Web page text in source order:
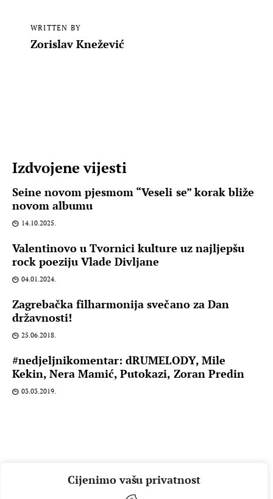
Cijenimo vašu privatnost
WRITTEN BY
Zorislav Knežević
Izdvojene vijesti
Seine novom pjesmom “Veseli se” korak bliže
novom albumu
14.10.2025.
Valentinovo u Tvornici kulture uz najljepšu
rock poeziju Vlade Divljane
04.01.2024.
Zagrebačka filharmonija svečano za Dan
državnosti!
25.06.2018.
#nedjeljnikomentar: dRUMELODY, Mile
Kekin, Nera Mamić, Putokazi, Zoran Predin
03.03.2019.